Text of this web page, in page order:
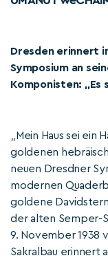
Dresden erinnert
Symposium an
Komponisten: „Es
„Mein Haus sei
goldenen
neuen Dresdner
modernen
goldene
der alten Semper-
9. November 1938
Sakralbau erinnert